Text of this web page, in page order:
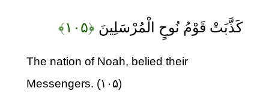
كَذَّبَتْ قَوْمُ نُوحٍ الْمُرْسَلِينَ ﴿۱۰۵﴾
The nation of Noah, belied their
Messengers. (۱۰۵)